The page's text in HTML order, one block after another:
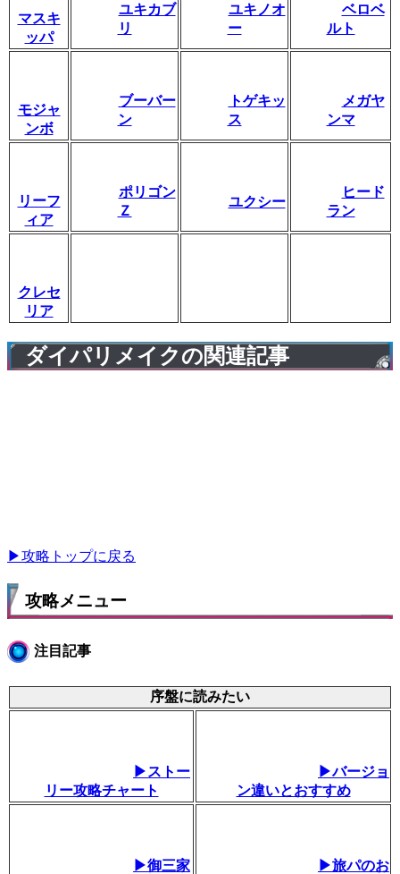
マスキ
ッパ
ユキカブ
リ
ユキノオ
ー
ベロベ
ルト
モジャ
ンボ
ブーバー
ン
トゲキッ
ス
メガヤ
ンマ
リーフ
ィア
ポリゴン
Ｚ
ユクシー
ヒード
ラン
クレセ
リア
ダイパリメイクの関連記事
▶攻略トップに戻る
攻略メニュー
注目記事
序盤に読みたい
▶ストー
リー攻略チャート
▶バージョ
ン違いとおすすめ
▶御三家
▶旅パのお